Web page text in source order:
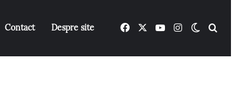
Contact Despre site FacebookYouTubeInstagramSwitch skin